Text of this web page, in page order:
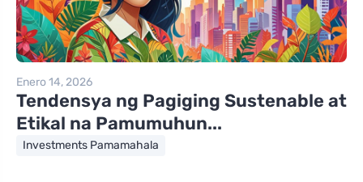
Enero 14, 2026
Tendensya ng Pagiging Sustenable at
Etikal na Pamumuhun...
Investments Pamamahala